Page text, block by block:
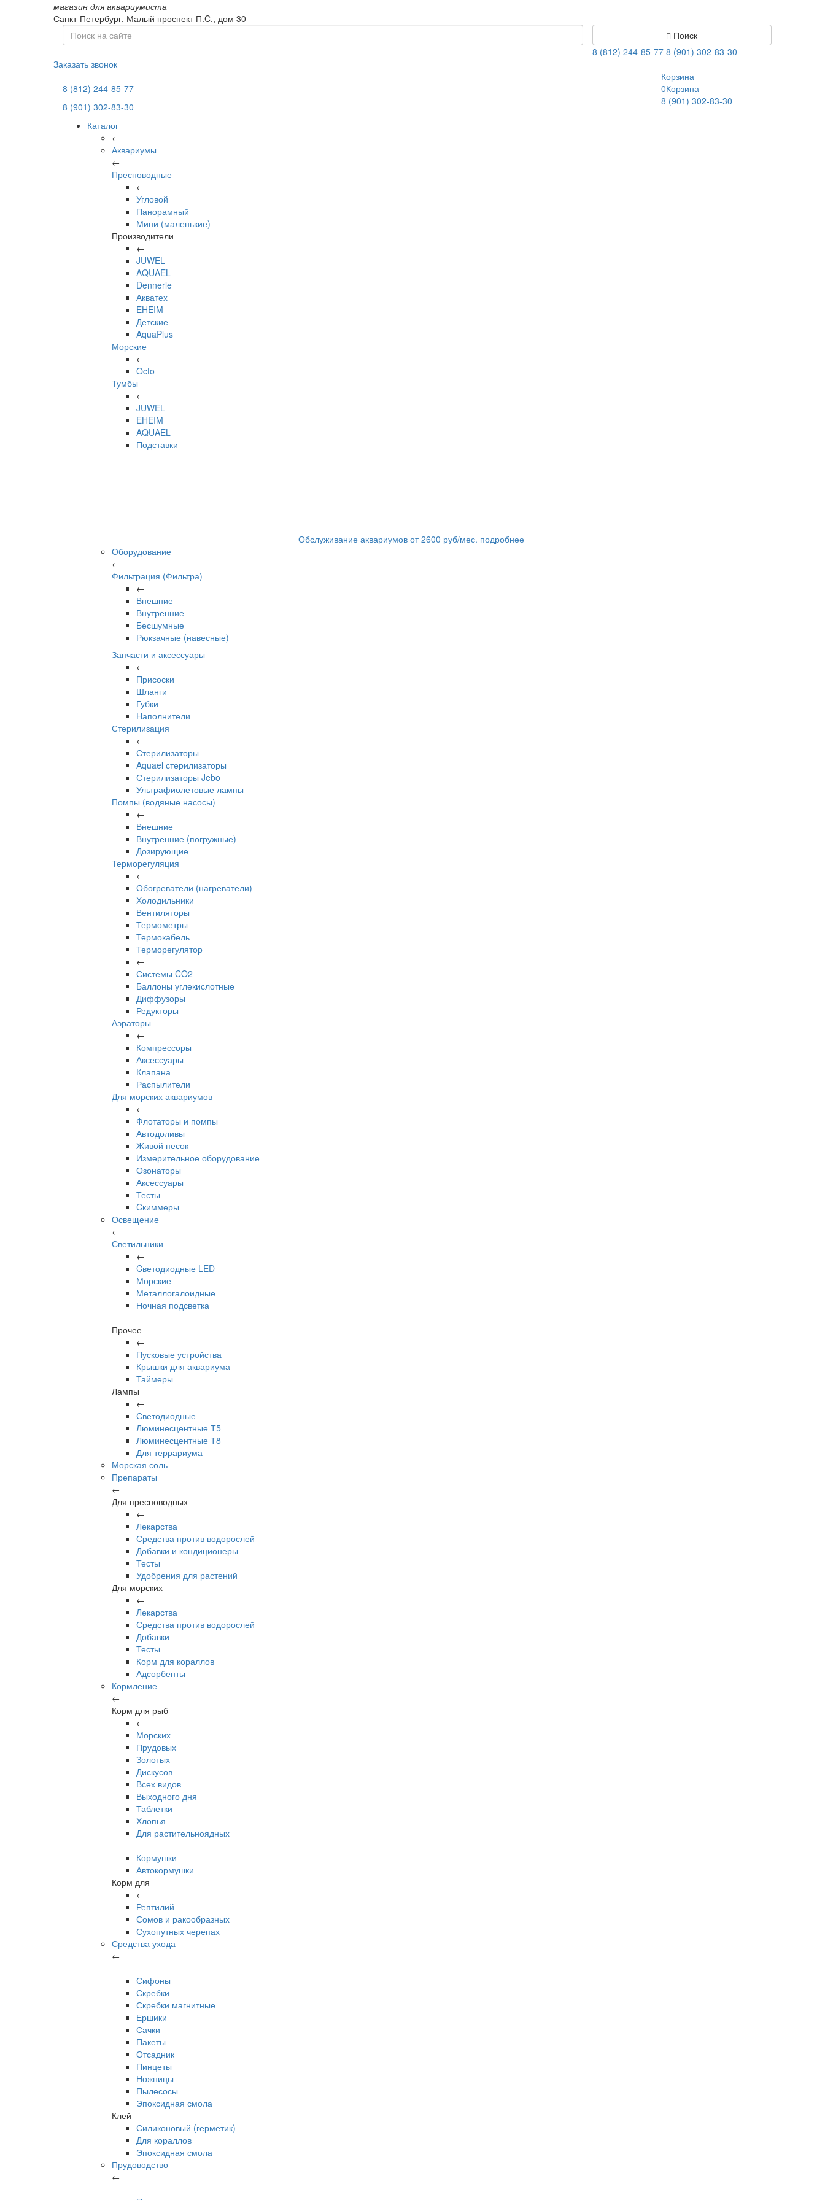
магазин для аквариумиста
Санкт-Петербург, Малый проспект П.C., дом 30
Поиск
8 (812) 244-85-77 8 (901) 302-83-30
Заказать звонок
8 (812) 244-85-77
8 (901) 302-83-30
Каталог
←
Аквариумы
←
Пресноводные
←
Угловой
Панорамный
Мини (маленькие)
Производители
←
JUWEL
AQUAEL
Dennerle
Акватех
EHEIM
Детские
AquaPlus
Морские
←
Octo
Тумбы
←
JUWEL
EHEIM
AQUAEL
Подставки
Обслуживание аквариумов от2600 руб/мес. подробнее
Оборудование
←
Фильтрация (Фильтра)
←
Внешние
Внутренние
Бесшумные
Рюкзачные (навесные)
Запчасти и аксессуары
←
Присоски
Шланги
Губки
Наполнители
Стерилизация
←
Стерилизаторы
Aquael стерилизаторы
Стерилизаторы Jebo
Ультрафиолетовые лампы
Помпы (водяные насосы)
←
Внешние
Внутренние (погружные)
Дозирующие
Терморегуляция
←
Обогреватели (нагреватели)
Холодильники
Вентиляторы
Термометры
Термокабель
Терморегулятор
←
Системы CO2
Баллоны углекислотные
Диффузоры
Редукторы
Аэраторы
←
Компрессоры
Аксессуары
Клапана
Распылители
Для морских аквариумов
←
Флотаторы и помпы
Автодоливы
Живой песок
Измерительное оборудование
Озонаторы
Аксессуары
Тесты
Cкиммеры
Освещение
←
Светильники
←
Cветодиодные LED
Морские
Металлогалоидные
Ночная подсветка
Прочее
←
Пусковые устройства
Крышки для аквариума
Таймеры
Лампы
←
Светодиодные
Люминесцентные Т5
Люминесцентные Т8
Для террариума
Морская соль
Препараты
←
Для пресноводных
←
Лекарства
Средства против водорослей
Добавки и кондиционеры
Тесты
Удобрения для растений
Для морских
←
Лекарства
Средства против водорослей
Добавки
Тесты
Корм для кораллов
Адсорбенты
Кормление
←
Корм для рыб
←
Морских
Прудовых
Золотых
Дискусов
Всех видов
Выходного дня
Таблетки
Хлопья
Для растительноядных
Кормушки
Автокормушки
Корм для
←
Рептилий
Сомов и ракообразных
Сухопутных черепах
Средства ухода
←
Сифоны
Скребки
Скребки магнитные
Ершики
Сачки
Пакеты
Отсадник
Пинцеты
Ножницы
Пылесосы
Эпоксидная смола
Клей
Силиконовый (герметик)
Для кораллов
Эпоксидная смола
Прудоводство
←
Корзина
0Корзина
8 (901) 302-83-30